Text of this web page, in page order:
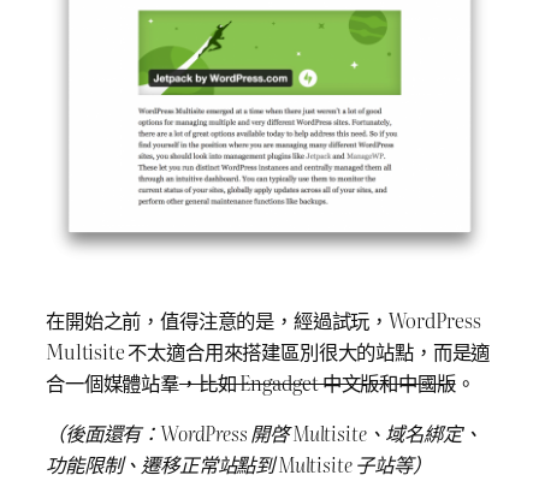
在開始之前，值得注意的是，經過試玩，WordPress
Multisite 不太適合用來搭建區別很大的站點，而是適
合一個媒體站羣，比如 Engadget 中文版和中國版。
（後面還有：WordPress 開啓 Multisite、域名綁定、
功能限制、遷移正常站點到 Multisite 子站等）